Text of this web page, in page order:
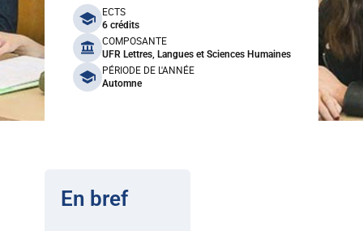
benefits
ECTS
6 crédits
COMPOSANTE
UFR Lettres, Langues et Sciences Humaines
PÉRIODE DE L'ANNÉE
Automne
En bref